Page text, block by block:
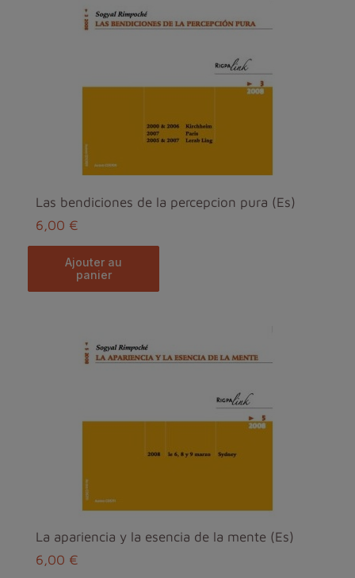
Las bendiciones de la percepcion pura (Es)
6,00 €
ajouter au
panier
La apariencia y la esencia de la mente (Es)
6,00 €